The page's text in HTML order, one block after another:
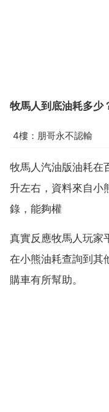
牧馬人到底油耗多少
4樓：朋哥永不認輸
牧馬人汽油版油耗
升左右，資料來自小
錄，能夠權
真實反應牧馬人玩家
在小熊油耗查詢到其
購車有所幫助。